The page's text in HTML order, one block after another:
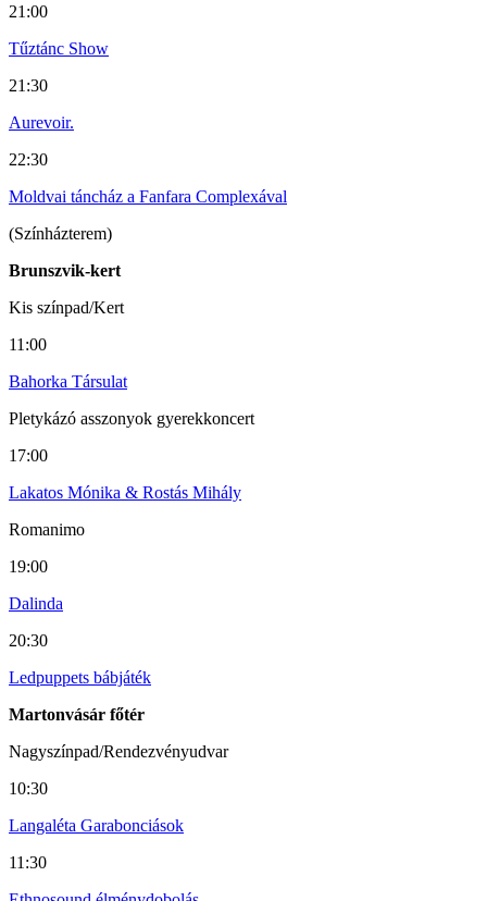
21:00
Tűztánc Show
21:30
Aurevoir.
22:30
Moldvai táncház a Fanfara Complexával
(Színházterem)
Brunszvik-kert
Kis színpad/Kert
11:00
Bahorka Társulat
Pletykázó asszonyok gyerekkoncert
17:00
Lakatos Mónika & Rostás Mihály
Romanimo
19:00
Dalinda
20:30
Ledpuppets bábjáték
Martonvásár főtér
Nagyszínpad/Rendezvényudvar
10:30
Langaléta Garabonciások
11:30